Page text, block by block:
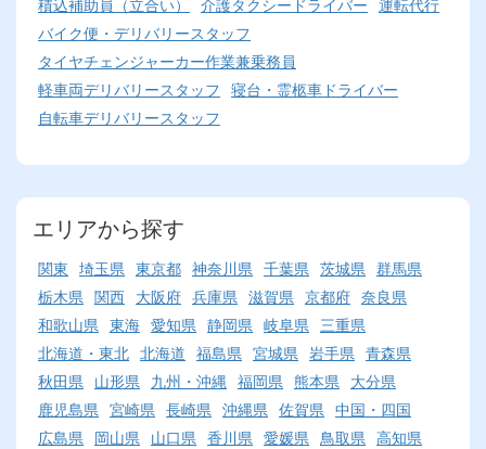
積込補助員（立合い）
介護タクシードライバー 運転代行
バイク便・デリバリースタッフ
タイヤチェンジャーカー作業兼乗務員
軽車両デリバリースタッフ 寝台・霊柩車ドライバー
自転車デリバリースタッフ
エリアから探す
関東 埼玉県 東京都 神奈川県 千葉県 茨城県 群馬県
栃木県 関西 大阪府 兵庫県 滋賀県 京都府 奈良県
和歌山県 東海 愛知県 静岡県 岐阜県
三重県
北海道・東北 北海道 福島県 宮城県 岩手県 青森県
秋田県
山形県 九州・沖縄 福岡県 熊本県
大分県
鹿児島県 宮崎県 長崎県 沖縄県 佐賀県 中国・四国
広島県
岡山県 山口県 香川県 愛媛県 鳥取県 高知県